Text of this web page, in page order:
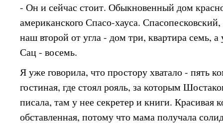
- Он и сейчас стоит. Обыкновенный дом
американского Спасо-хауса.
наш второй от угла - дом три, квартира семь,
Сац - восемь.
Я уже говорила, что простору хватало - пять
гостиная, где стоял рояль, за которым
писала, там у нее секретер и книги. Красивая
обставленная, потому что мама получала